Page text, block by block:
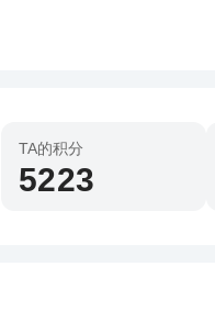
TA的积分
5223